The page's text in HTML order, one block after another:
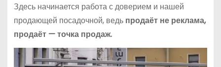
Здесь начинается работа с доверием и нашей
продающей посадочной, ведь продаёт не реклама,
продаёт — точка продаж.